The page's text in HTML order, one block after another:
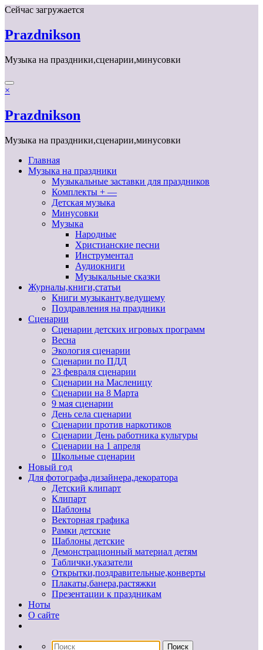
Перейти
содержимому
Сейчас загружается
Prazdnikson
Музыка на праздники,сценарии,минусовки
×
Prazdnikson
Музыка на праздники,сценарии,минусовки
Главная
Музыка на праздники
Музыкальные заставки для праздников
Комплекты + —
Детская музыка
Минусовки
Музыка
Народные
Христианские песни
Инструментал
Аудиокниги
Музыкальные сказки
Журналы,книги,статьи
Книги музыканту,ведущему
Поздравления на праздники
Сценарии
Сценарии детских игровых программ
Весна
Экология сценарии
Сценарии по ПДД
23 февраля сценарии
Сценарии на Масленицу
Сценарии на 8 Марта
9 мая сценарии
День села сценарии
Сценарии против наркотиков
Сценарии День работника культуры
Сценарии на 1 апреля
Школьные сценарии
Новый год
Для фотографа,дизайнера,декоратора
Детский клипарт
Клипарт
Шаблоны
Векторная графика
Рамки детские
Шаблоны детские
Демонстрационный материал детям
Таблички,указатели
Открытки,поздравительные,конверты
Плакаты,банера,растяжки
Презентации к праздникам
Ноты
О сайте